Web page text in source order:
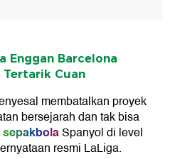
Enggan Barcelona
Tertarik Cuan
membatalkan proyek
bersejarah dan tak bisa
sepakbolaSpanyol di level
resmi LaLiga.